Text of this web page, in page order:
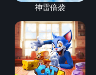
神雷倍袭